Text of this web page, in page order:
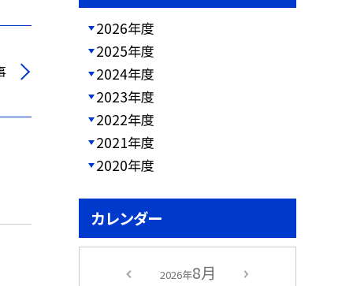
2026年度
2025年度
2024年度
2023年度
2022年度
2021年度
2020年度
カレンダー
2026年8月